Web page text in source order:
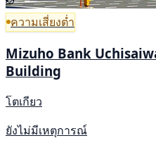
ความเสี่ยงต่ำ
Mizuho Bank
Building
โตเกียว
ยังไม่มีเหตุการณ์